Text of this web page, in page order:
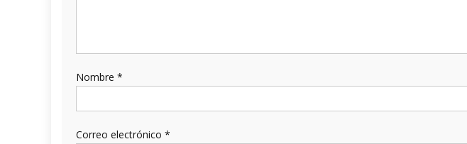
Nombre *
Correo electrónico *